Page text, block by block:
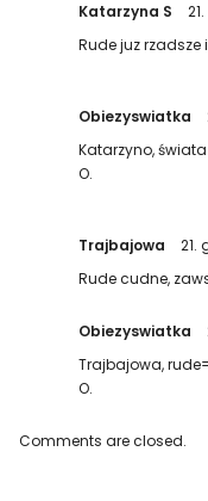
Katarzyna S
Rude juz
Obiezyswiatka
Katarzyno,
O.
Trajbajowa
21.
Rude cudne,
Obiezyswiatka
Trajbajowa,
O.
Comments are closed.